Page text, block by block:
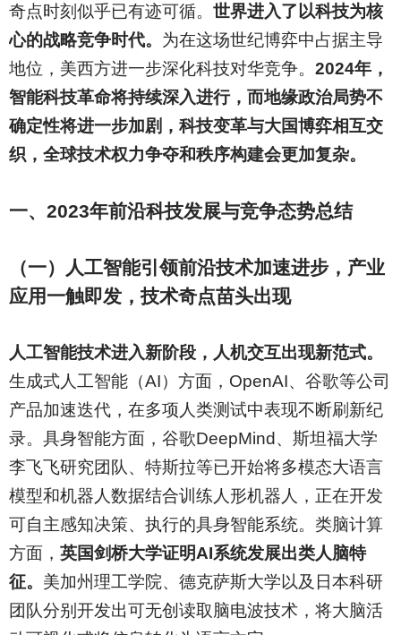
奇点时刻似乎已有迹可循。 世界进入了以科技为核
心的战略竞争时代。 为在这场世纪博弈中占据主导
地位，美西方进一步深化科技对华竞争。 2024年，
智能科技革命将持续深入进行，而地缘政治局势不
确定性将进一步加剧，科技变革与大国博弈相互交
织，全球技术权力争夺和秩序构建会更加复杂。
一、2023年前沿科技发展与竞争态势总结
（一）人工智能引领前沿技术加速进步，产业
应用一触即发，技术奇点苗头出现
人工智能技术进入新阶段，人机交互出现新范式。
生成式人工智能（AI）方面，OpenAI、谷歌等公司
产品加速迭代，在多项人类测试中表现不断刷新纪
录。具身智能方面，谷歌DeepMind、斯坦福大学
李飞飞研究团队、特斯拉等已开始将多模态大语言
模型和机器人数据结合训练人形机器人，正在开发
可自主感知决策、执行的具身智能系统。类脑计算
方面， 英国剑桥大学证明AI系统发展出类人脑特
征。 美加州理工学院、德克萨斯大学以及日本科研
团队分别开发出可无创读取脑电波技术，将大脑活